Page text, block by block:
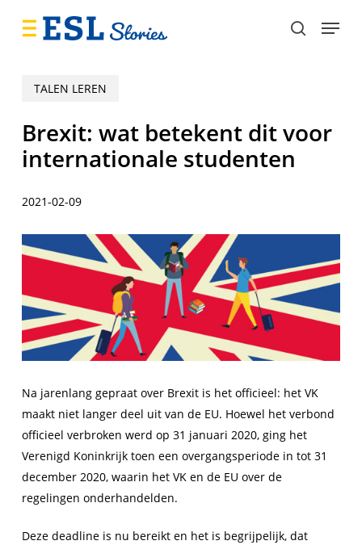
search
Menu
TALEN LEREN
Brexit: wat betekent dit voor
internationale studenten
2021-02-09
Na jarenlang gepraat over Brexit is het officieel: het VK
maakt niet langer deel uit van de EU. Hoewel het verbond
officieel verbroken werd op 31 januari 2020, ging het
Verenigd Koninkrijk toen een overgangsperiode in tot 31
december 2020, waarin het VK en de EU over de
regelingen onderhandelden.
Deze deadline is nu bereikt en het is begrijpelijk, dat